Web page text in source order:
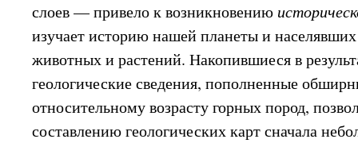
слоев — привело к возникновению
изучает историю нашей планеты и
животных и растений. Накопившиеся в
геологические сведения, пополненные
относительному возрасту горных пород,
составлению геологических карт сначала